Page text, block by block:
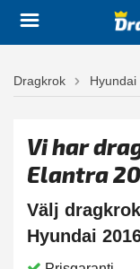
Dragkrok Hyundai
Vi har
Elantra
Välj
Hyundai